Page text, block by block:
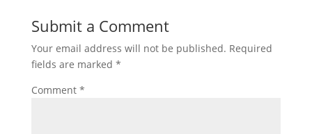
Submit a Comment
Your email address will not be published. Required
fields are marked *
Comment *